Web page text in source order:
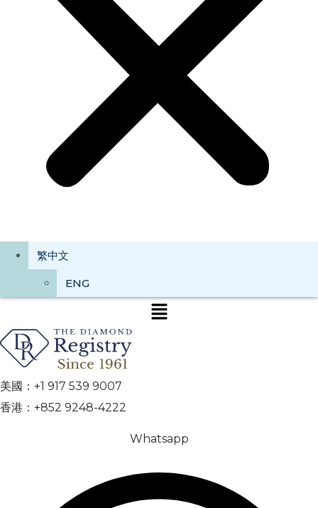
繁中文
ENG
美國：+1 917 539 9007
香港：+852 9248-4222
Whatsapp